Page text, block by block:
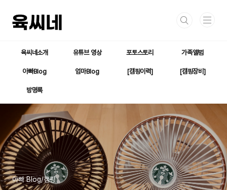
육씨네소개 유튜브 영상 포토스토리 가족앨범
아빠Blog 엄마Blog [캠핑이력] [캠핑장비]
방명록
아빠 Blog/캠핑